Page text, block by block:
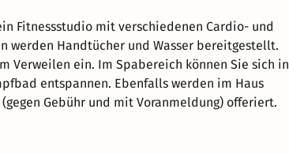
Fitnessstudio mit verschiedenen Cardio- und
werden Handtücher und Wasser bereitgestellt.
Verweilen ein. Im Spabereich können Sie sich in
entspannen. Ebenfalls werden im Haus
(gegen Gebühr und mit Voranmeldung) offeriert.